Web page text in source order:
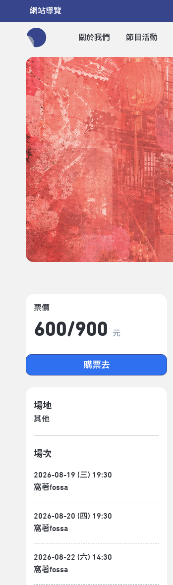
網站導覽
關於我們 節目活動
票價
600/​900 元
購票去
場地
其他
場次
2026-08-19 (三) 19:30
窩著fossa
2026-08-20 (四) 19:30
窩著fossa
2026-08-22 (六) 14:30
窩著fossa